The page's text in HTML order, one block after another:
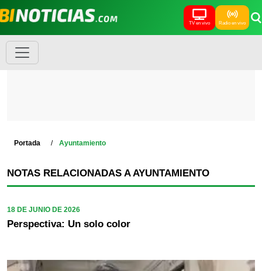
TV en vivo Radio en vivo
Portada Ayuntamiento
NOTAS RELACIONADAS A AYUNTAMIENTO
18 DE JUNIO DE 2026
Perspectiva: Un solo color